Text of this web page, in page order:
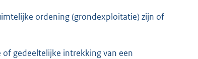
ordening (grondexploitatie) zijn of
gedeeltelijke intrekking van een